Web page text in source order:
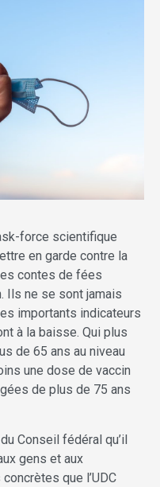
force scientifique
en garde contre la
contes de fées
Ils ne se sont jamais
importants indicateurs
à la baisse. Qui plus
de 65 ans au niveau
une dose de vaccin
de plus de 75 ans
Conseil fédéral qu’il
gens et aux
que l’UDC